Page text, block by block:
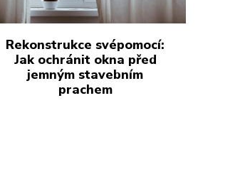
Rekonstrukce svépomocí:
Jak ochránit okna před
jemným stavebním
prachem